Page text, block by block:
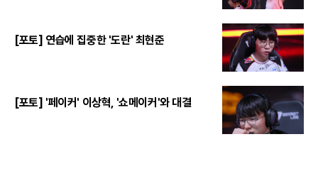
[포토] 연습에 집중한 '도란' 최현준
[포토] '페이커' 이상혁, '쇼메이커'와 대결